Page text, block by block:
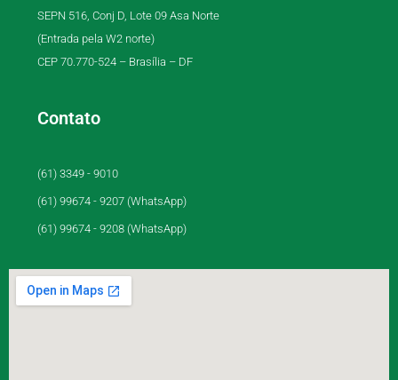
SEPN 516, Conj D, Lote 09 Asa Norte
(Entrada pela W2 norte)
CEP 70.770-524 – Brasília – DF
Contato
(61) 3349 - 9010
(61) 99674 - 9207 (WhatsApp)
(61) 99674 - 9208 (WhatsApp)